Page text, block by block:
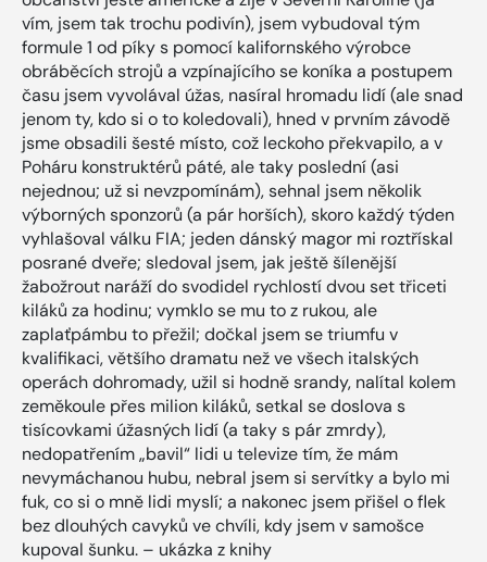
vím, jsem tak trochu podivín), jsem vybudoval tým
formule 1 od píky s pomocí kalifornského výrobce
obráběcích strojů a vzpínajícího se koníka a postupem
času jsem vyvolával úžas, nasíral hromadu lidí (ale snad
jenom ty, kdo si o to koledovali), hned v prvním závodě
jsme obsadili šesté místo, což leckoho překvapilo, a v
Poháru konstruktérů páté, ale taky poslední (asi
nejednou; už si nevzpomínám), sehnal jsem několik
výborných sponzorů (a pár horších), skoro každý týden
vyhlašoval válku FIA; jeden dánský magor mi roztřískal
posrané dveře; sledoval jsem, jak ještě šílenější
žabožrout naráží do svodidel rychlostí dvou set třiceti
kiláků za hodinu; vymklo se mu to z rukou, ale
zaplaťpámbu to přežil; dočkal jsem se triumfu v
kvalifikaci, většího dramatu než ve všech italských
operách dohromady, užil si hodně srandy, nalítal kolem
zeměkoule přes milion kiláků, setkal se doslova s
tisícovkami úžasných lidí (a taky s pár zmrdy),
nedopatřením „bavil“ lidi u televize tím, že mám
nevymáchanou hubu, nebral jsem si servítky a bylo mi
fuk, co si o mně lidi myslí; a nakonec jsem přišel o flek
bez dlouhých cavyků ve chvíli, kdy jsem v samošce
kupoval šunku. – ukázka z knihy